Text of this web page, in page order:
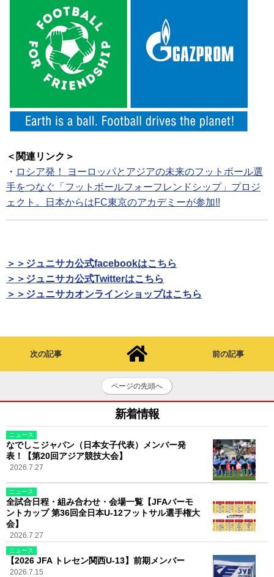
＜関連リンク＞
・ ロシア発！ ヨーロッパとアジアの未来のフットボール選
手をつなぐ「フットボールフォーフレンドシップ」プロジ
ェクト。日本からはFC東京のアカデミーが参加!!
＞＞ジュニサカ公式facebookはこちら
＞＞ジュニサカ公式Twitterはこちら
＞＞ジュニサカオンラインショップはこちら
次の記事 前の記事
ページの先頭へ
新着情報
ニュース
なでしこジャパン（日本女子代表）メンバー発
表！【第20回アジア競技大会】
2026.7.27
ニュース
全試合日程・組み合わせ・会場一覧【JFAバーモ
ントカップ 第36回全日本U-12フットサル選手権大
会】
2026.7.27
ニュース
【2026 JFA トレセン関西U-13】前期メンバー
2026.7.15